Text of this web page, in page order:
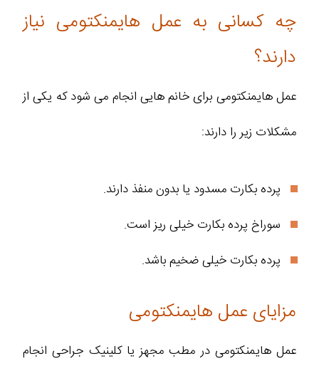
چه کسانی به عمل هایمنکتومی نیاز
دارند؟
عمل هایمنکتومی برای خانم هایی انجام می شود که یکی از
مشکلات زیر را دارند:
پرده بکارت مسدود یا بدون منفذ دارند.
سوراخ پرده بکارت خیلی ریز است.
پرده بکارت خیلی ضخیم باشد.
مزایای عمل هایمنکتومی
عمل هایمنکتومی در مطب مجهز یا کلینیک جراحی انجام